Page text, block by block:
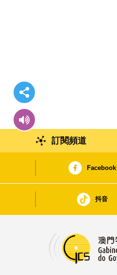
訂閱頻道
Facebook
抖音